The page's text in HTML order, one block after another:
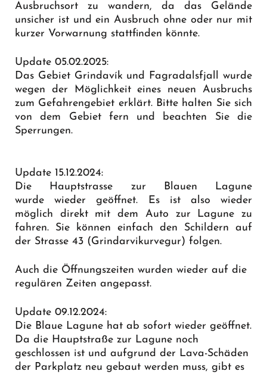
Ausbruchsort zu wandern, da das Gelände
unsicher ist und ein Ausbruch ohne oder nur mit
kurzer Vorwarnung stattfinden könnte.
Update 05.02.2025:
Das Gebiet Grindavík und Fagradalsfjall wurde
wegen der Möglichkeit eines neuen Ausbruchs
zum Gefahrengebiet erklärt. Bitte halten Sie sich
von dem Gebiet fern und beachten Sie die
Sperrungen.
Update 15.12.2024:
Die Hauptstrasse zur Blauen Lagune
wurde wieder geöffnet. Es ist also wieder
möglich direkt mit dem Auto zur Lagune zu
fahren. Sie können einfach den Schildern auf
der Strasse 43 (Grindarvikurvegur) folgen.
Auch die Öffnungszeiten wurden wieder auf die
regulären Zeiten angepasst.
Update 09.12.2024:
Die Blaue Lagune hat ab sofort wieder geöffnet.
Da die Hauptstraße zur Lagune noch
geschlossen ist und aufgrund der Lava-Schäden
der Parkplatz neu gebaut werden muss, gibt es